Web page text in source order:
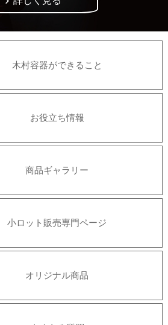
木村容器ができること
お役立ち情報
商品ギャラリー
小ロット販売専門ページ
オリジナル商品